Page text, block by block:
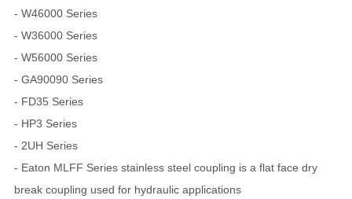
- W46000 Series
- W36000 Series
- W56000 Series
- GA90090 Series
- FD35 Series
- HP3 Series
- 2UH Series
- Eaton MLFF Series stainless steel coupling is a flat face dry
break coupling used for hydraulic applications